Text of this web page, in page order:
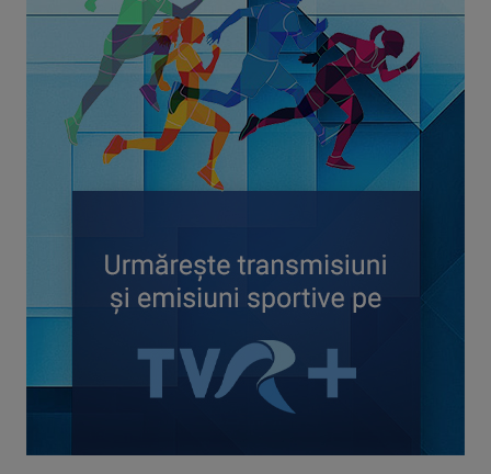
CONCACAF respinge planul FIFA de privatizare parțială a